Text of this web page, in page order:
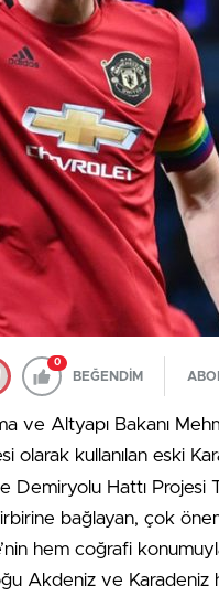
0
BEĞENDİM
ve Altyapı Bakanı
olarak kullanılan eski
Demiryolu Hattı Projesi
bağlayan, çok
hem coğrafi
Akdeniz ve Karadeniz